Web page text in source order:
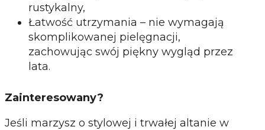
rustykalny,
Łatwość utrzymania – nie wymagają
skomplikowanej pielęgnacji,
zachowując swój piękny wygląd przez
lata.
Zainteresowany?
Jeśli marzysz o stylowej i trwałej altanie w